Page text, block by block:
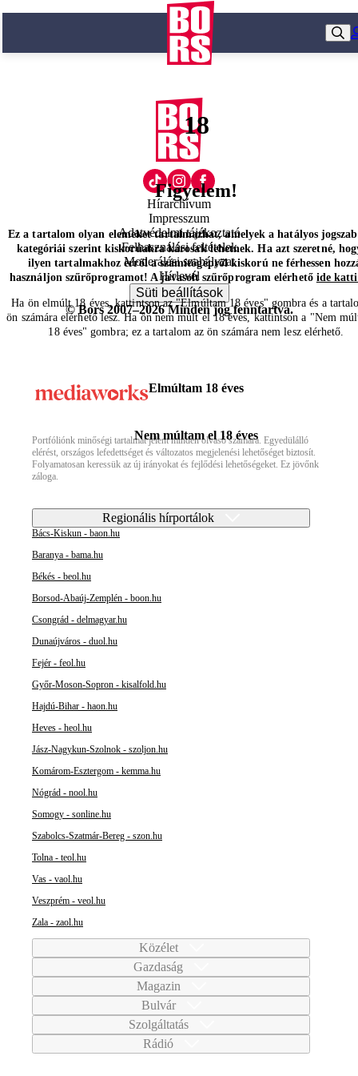
18
Figyelem!
Ez a tartalom olyan elemeket tartalmazhat, amelyek a hatályos
kategóriái szerint kiskorúakra károsak lehetnek. Ha azt szeretné,
ilyen tartalmakhoz erről a számítógépről kiskorú ne férhessen
használjon szűrőprogramot! A javasolt szűrőprogram elérhető ide
Ha ön elmúlt 18 éves, kattintson az "Elmúltam 18 éves" gombra és a
ön számára elérhető lesz. Ha ön nem múlt el 18 éves, kattintson a "Nem
18 éves" gombra; ez a tartalom az ön számára nem lesz elérhető.
Elmúltam 18 éves
Nem múltam el 18 éves
Hírarchívum
Impresszum
Adatvédelmi tájékoztató
Felhasználási feltételek
Moderálási szabályzat
Hírlevél
Süti beállítások
© Bors 2007–2026 Minden jog fenntartva.
Portfóliónk minőségi tartalmat jelent minden olvasó számára. Egyedülálló
elérést, országos lefedettséget és változatos megjelenési lehetőséget biztosít.
Folyamatosan keressük az új irányokat és fejlődési lehetőségeket. Ez jövőnk
záloga.
Regionális hírportálok
Bács-Kiskun - baon.hu
Baranya - bama.hu
Békés - beol.hu
Borsod-Abaúj-Zemplén - boon.hu
Csongrád - delmagyar.hu
Dunaújváros - duol.hu
Fejér - feol.hu
Győr-Moson-Sopron - kisalfold.hu
Hajdú-Bihar - haon.hu
Heves - heol.hu
Jász-Nagykun-Szolnok - szoljon.hu
Komárom-Esztergom - kemma.hu
Nógrád - nool.hu
Somogy - sonline.hu
Szabolcs-Szatmár-Bereg - szon.hu
Tolna - teol.hu
Vas - vaol.hu
Veszprém - veol.hu
Zala - zaol.hu
Közélet
Gazdaság
Magazin
Bulvár
Szolgáltatás
Rádió